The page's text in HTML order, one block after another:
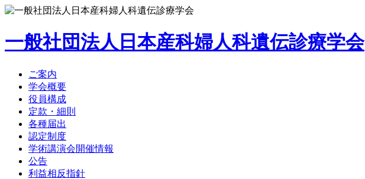
一般社団法人 日本産科婦人科遺伝診療学会
ご案内
学会概要
役員構成
定款・細則
各種届出
認定制度
学術講演会開催情報
公告
利益相反指針